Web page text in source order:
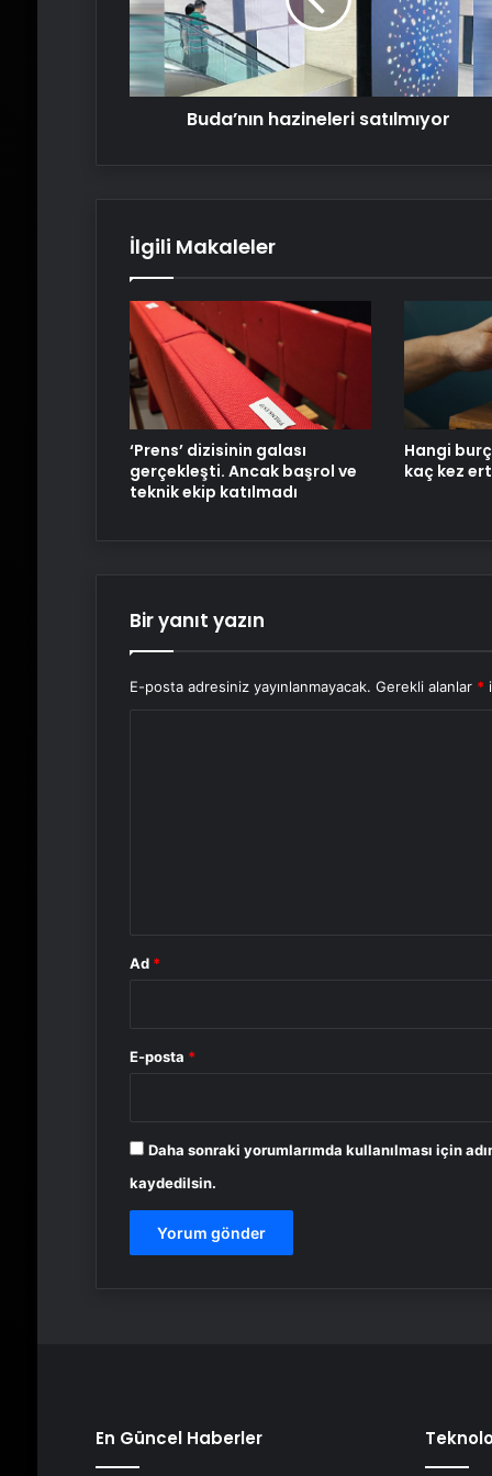
Buda’nın hazineleri satılmıyor
İlgili Makaleler
‘Prens’ dizisinin galası
gerçekleşti. Ancak başrol ve
teknik ekip katılmadı
Hangi
kaç kez
Bir yanıt yazın
E-posta adresiniz yayınlanmayacak. Gerekli alanlar *
Ad *
E-posta *
Daha sonraki yorumlarımda kullanılması için
kaydedilsin.
En Güncel Haberler